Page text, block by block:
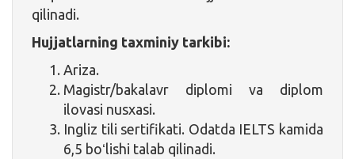
qilinadi.
Hujjatlarning taxminiy tarkibi:
Ariza.
Magistr/bakalavr diplomi va diplom
ilovasi nusxasi.
Ingliz tili sertifikati. Odatda IELTS kamida
6,5 boʻlishi talab qilinadi.